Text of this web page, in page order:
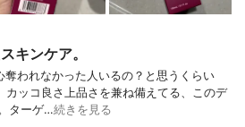
キンケア。
われなかった人いるの？と思うくらい
カッコ良さ上品さを兼ね備えてる、このデ
ターゲ…続きを見る